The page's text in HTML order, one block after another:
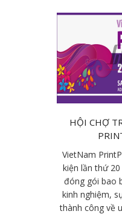
HỘI CHỢ
VietNam
kiện lần thứ
đóng gói bao
kinh nghiệm,
thành công về